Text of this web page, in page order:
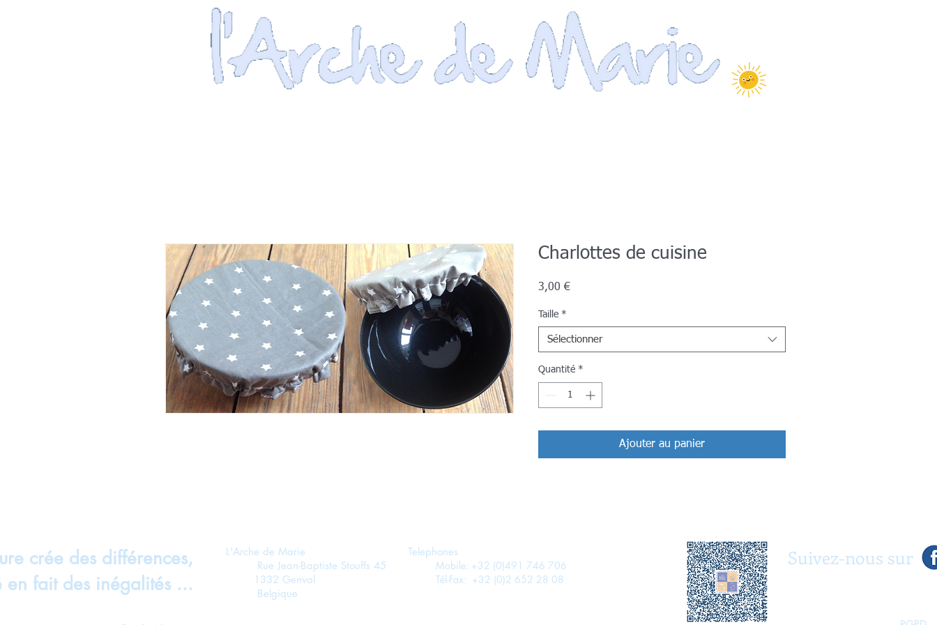
Charlottes de cuisine
3,00 €Prix
Taille *
Sélectionner
Quantité *
Ajouter au panier
crée des différences,
en fait des inégalités ...
L'Arche de Marie
Rue Jean-Baptiste Stouffs 45
1332 Genval
Belgique
Telephones
Mobile: +32 (0)491 746 706
Tél-Fax: +32 (0)2 652 28 08
Suivez-nous sur